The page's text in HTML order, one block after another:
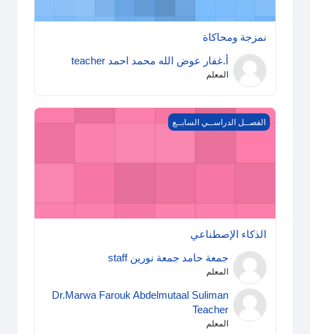
نمزجة ومحاكاة
أ.غفار عوض الله محمد احمد teacher
المعلم
الذكاء الإصطناعي
الفصــل الدراســي السابــع
الذكاء الإصطناعي
جمعة حامد جمعة نورين staff
المعلم
Dr.Marwa Farouk Abdelmutaal Suliman
Teacher
المعلم